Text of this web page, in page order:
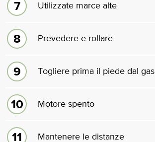
Utilizzate marce alte
Prevedere e rollare
Togliere prima il piede dal gas
Motore spento
Mantenere le distanze